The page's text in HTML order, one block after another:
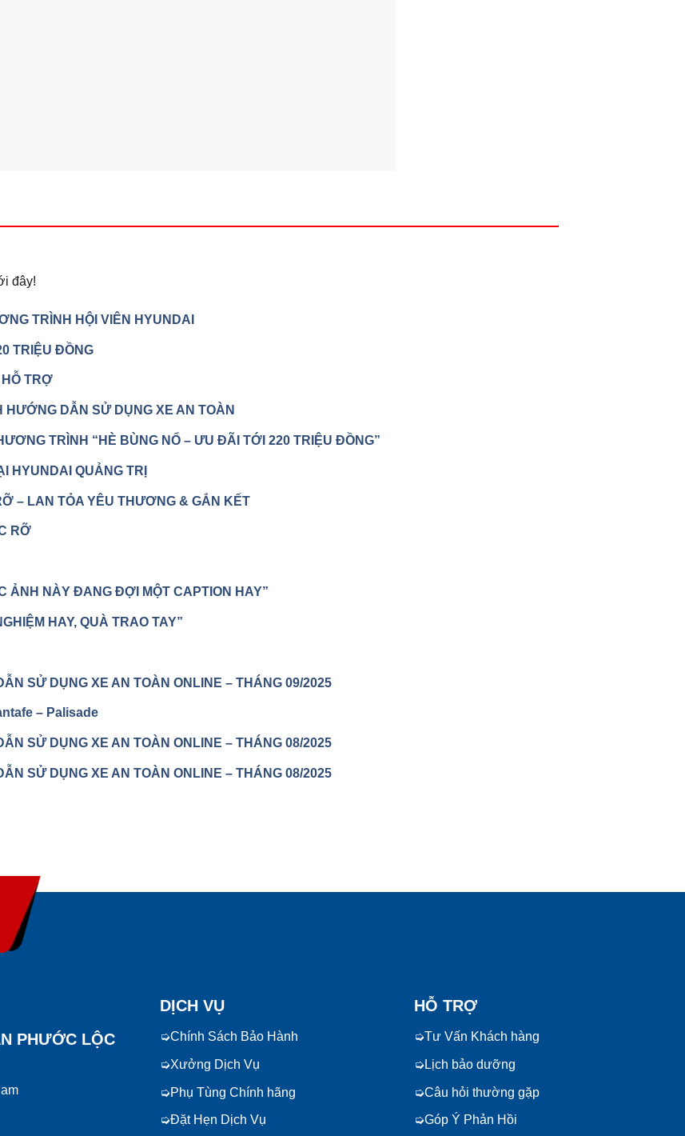
đây!
TRÌNH HỘI VIÊN HYUNDAI
TRIỆU ĐỒNG
TRỢ
DẪN SỬ DỤNG XE AN TOÀN
TRÌNH “HÈ BÙNG NỔ – ƯU ĐÃI TỚI 220 TRIỆU ĐỒNG”
HYUNDAI QUẢNG TRỊ
– LAN TỎA YÊU THƯƠNG & GẮN KẾT
RỠ
ẢNH NÀY ĐANG ĐỢI MỘT CAPTION HAY”
HAY, QUÀ TRAO TAY”
SỬ DỤNG XE AN TOÀN ONLINE – THÁNG 09/2025
– Palisade
SỬ DỤNG XE AN TOÀN ONLINE – THÁNG 08/2025
SỬ DỤNG XE AN TOÀN ONLINE – THÁNG 08/2025
PHƯỚC LỘC
DỊCH VỤ
Chính Sách Bảo Hành
Xưởng Dịch Vụ
Phụ Tùng Chính hãng
Đặt Hẹn Dịch Vụ
HỖ TRỢ
Tư Vấn Khách hàng
Lịch bảo dưỡng
Câu hỏi thường gặp
Góp Ý Phản Hồi